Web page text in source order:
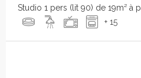
Studio 1 pers (lit 90) de 19m² à
+ 15